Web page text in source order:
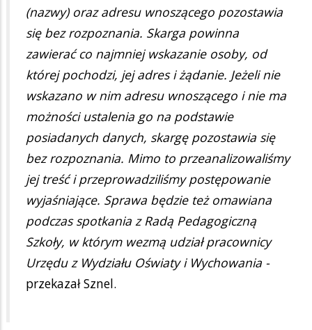
(nazwy) oraz adresu wnoszącego pozostawia
się bez rozpoznania. Skarga powinna
zawierać co najmniej wskazanie osoby, od
której pochodzi, jej adres i żądanie. Jeżeli nie
wskazano w nim adresu wnoszącego i nie ma
możności ustalenia go na podstawie
posiadanych danych, skargę pozostawia się
bez rozpoznania. Mimo to przeanalizowaliśmy
jej treść i przeprowadziliśmy postępowanie
wyjaśniające. Sprawa będzie też omawiana
podczas spotkania z Radą Pedagogiczną
Szkoły, w którym wezmą udział pracownicy
Urzędu z Wydziału Oświaty i Wychowania -
przekazał Sznel.